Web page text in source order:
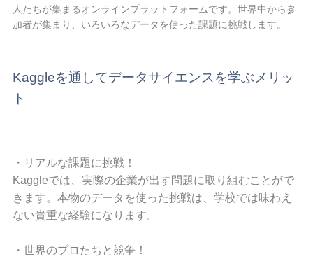
人たちが集まるオンラインプラットフォームです。世界中から参
加者が集まり、いろいろなデータを使った課題に挑戦します。
Kaggleを通してデータサイエンスを学ぶメリッ
ト
・リアルな課題に挑戦！
Kaggleでは、実際の企業が出す問題に取り組むことがで
きます。本物のデータを使った挑戦は、学校では味わえ
ない貴重な経験になります。
・世界のプロたちと競争！